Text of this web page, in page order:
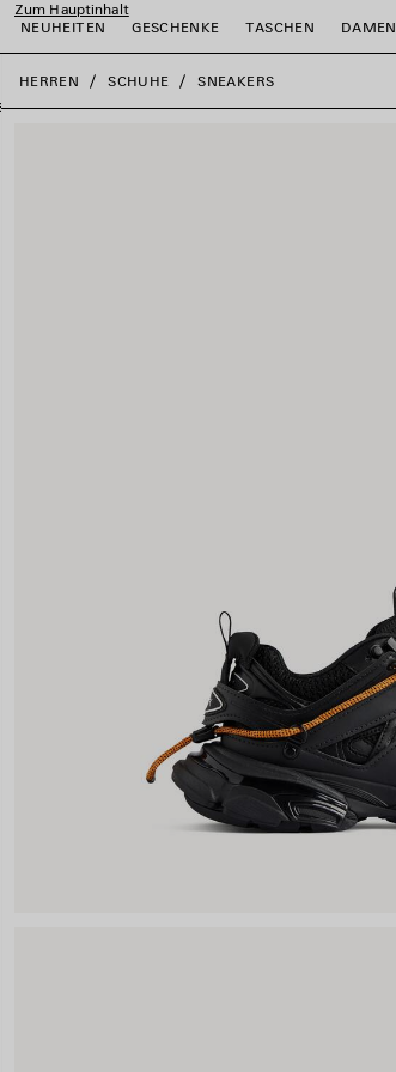
Zum Hauptinhalt
NEUHEITEN
GESCHENKE TASCHEN DAMEN
close the banner
HERREN SCHUHE SNEAKERS